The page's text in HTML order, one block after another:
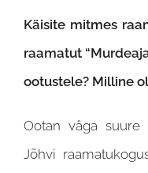
Käisite mitmes
raamatut
ootustele? Milline
Ootan väga suure
Jõhvi